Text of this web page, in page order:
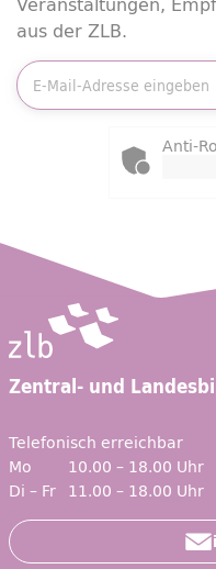
aus der ZLB.
Friendly Captcha
Anti-
Zentral- und
Telefonisch erreichbar
Mo
10.00 – 18.00 Uhr
Di – Fr 11.00 – 18.00 Uhr